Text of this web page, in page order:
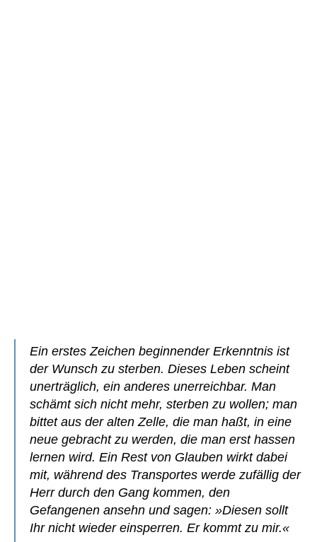
Ein erstes Zeichen beginnender Erkenntnis ist
der Wunsch zu sterben. Dieses Leben scheint
unerträglich, ein anderes unerreichbar. Man
schämt sich nicht mehr, sterben zu wollen; man
bittet aus der alten Zelle, die man haßt, in eine
neue gebracht zu werden, die man erst hassen
lernen wird. Ein Rest von Glauben wirkt dabei
mit, während des Transportes werde zufällig der
Herr durch den Gang kommen, den
Gefangenen ansehn und sagen: »Diesen sollt
Ihr nicht wieder einsperren. Er kommt zu mir.«